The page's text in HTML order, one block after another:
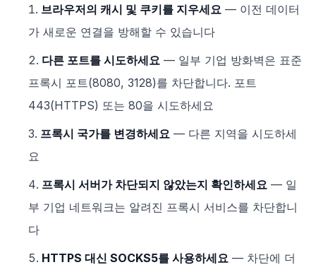
브라우저의 캐시 및 쿠키를 지우세요 — 이전 데이터
가 새로운 연결을 방해할 수 있습니다
다른 포트를 시도하세요 — 일부 기업 방화벽은 표준
프록시 포트(8080, 3128)를 차단합니다. 포트
443(HTTPS) 또는 80을 시도하세요
프록시 국가를 변경하세요 — 다른 지역을 시도하세
요
프록시 서버가 차단되지 않았는지 확인하세요 — 일
부 기업 네트워크는 알려진 프록시 서비스를 차단합니
다
HTTPS 대신 SOCKS5를 사용하세요 — 차단에 더